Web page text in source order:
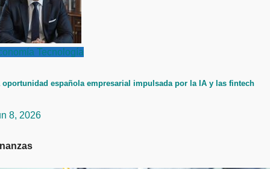
Tecnología
oportunidad española empresarial impulsada por la IA y las fintech
8, 2026